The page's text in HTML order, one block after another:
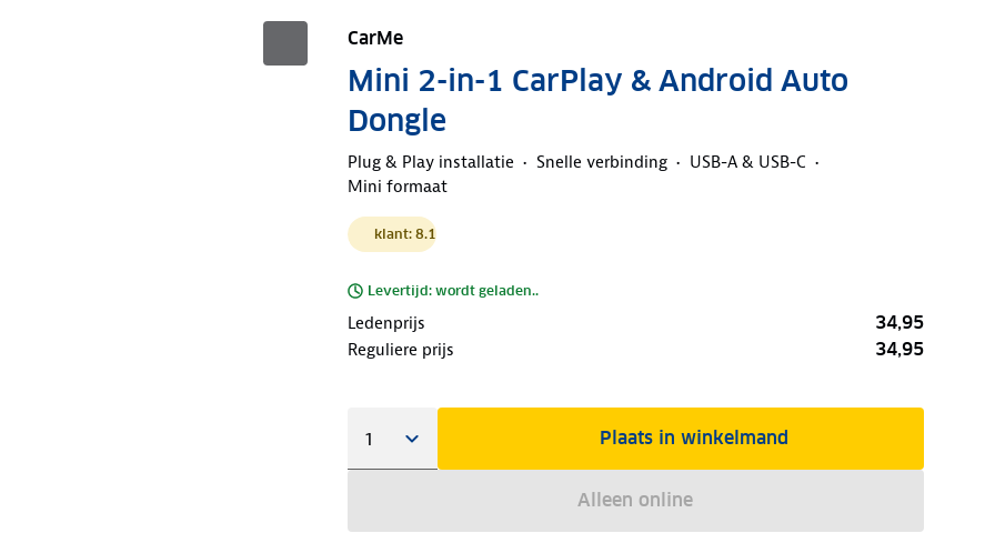
CarMe
Mini 2-in-1 CarPlay & Android Auto
Dongle
Plug & Play installatie Snelle verbinding
USB-A & USB-C
Mini formaat
klant: 8.1
Levertijd: wordt geladen..
Ledenprijs 34,95
Reguliere prijs 34,95
Plaats in winkelmand
Alleen online